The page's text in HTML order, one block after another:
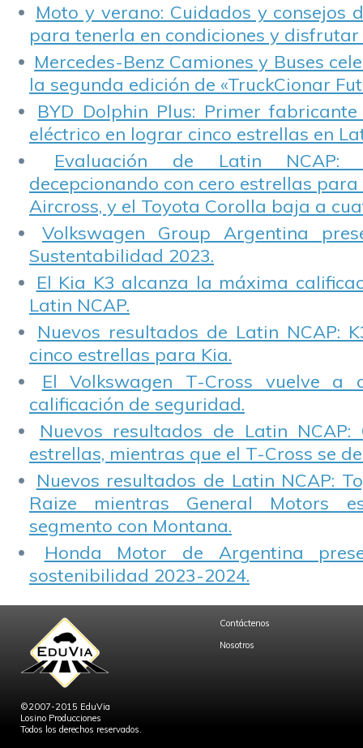
Moto y verano: Cuidados y consejos
para tenerla en condiciones y disfrutar
Mercedes-Benz Camiones y Buses
la segunda edición de «TruckCionar
BYD Dolphin Plus: Primer
eléctrico en lograr cinco estrellas en
Evaluación de Latin NCAP:
decepcionando con cero estrellas para
Aircross, y el Toyota Corolla baja a
Volkswagen Group Argentina
Sustentabilidad 2023.
El Kia K3 alcanza la máxima
Latin NCAP.
Nuevos resultados de Latin NCAP:
cinco estrellas para Kia.
El Volkswagen T-Cross vuelve a
calificación de seguridad.
Nuevos resultados de Latin NCAP:
estrellas, mientras que el T-Cross se
Nuevos resultados de Latin NCAP:
Raize mientras General Motors
segmento con Montana.
Honda Motor de Argentina
sostenibilidad 2023-2024.
©2007-2015 EduVia
Losino Producciones
Todos los derechos reservados.
Contáctenos
Nosotros